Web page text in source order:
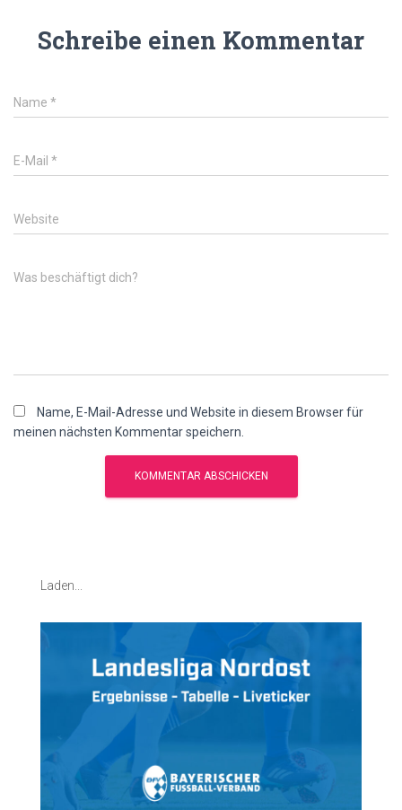
Schreibe einen Kommentar
Name *
E-Mail *
Website
Was beschäftigt dich?
Name, E-Mail-Adresse und Website in diesem Browser für
meinen nächsten Kommentar speichern.
Laden...